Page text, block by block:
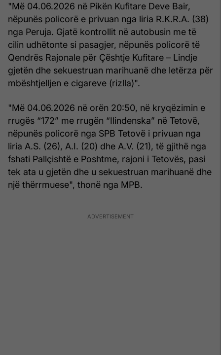
"Më 04.06.2026 në Pikën Kufitare Deve Bair,
nëpunës policorë e privuan nga liria R.K.R.A. (38)
nga Peruja. Gjatë kontrollit në autobusin me të
cilin udhëtonte si pasagjer, nëpunës policorë të
Qendrës Rajonale për Çështje Kufitare – Lindje
gjetën dhe sekuestruan marihuanë dhe letërza për
mbështjelljen e cigareve (rizlla)".
"Më 04.06.2026 në orën 20:50, në kryqëzimin e
rrugës “172” me rrugën “Ilindenska” në Tetovë,
nëpunës policorë nga SPB Tetovë i privuan nga
liria A.S. (26), A.I. (20) dhe A.V. (21), të gjithë nga
fshati Pallçishtë e Poshtme, rajoni i Tetovës, pasi
tek ata u gjetën dhe u sekuestruan marihuanë dhe
një thërrmuese", thonë nga MPB.